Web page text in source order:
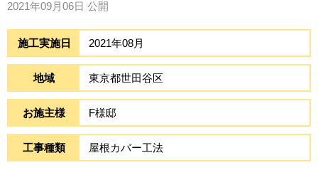
2021年09月06日 公開
施工実施日 2021年08月
地域 東京都世田谷区
お施主様 F様邸
工事種類 屋根カバー工法